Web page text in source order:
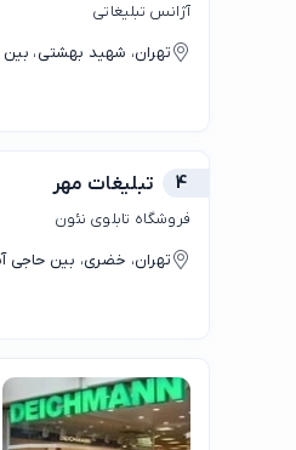
آژانس تبلیغاتی
تهران، شهید بهشتی، بین
4 تبلیغات مهر
فروشگاه تابلوی نئون
تهران، خضری، بین حاجی